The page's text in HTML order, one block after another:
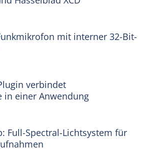
mit interner 32-Bit-
verbindet
in einer Anwendung
Full-Spectral-Lichtsystem für